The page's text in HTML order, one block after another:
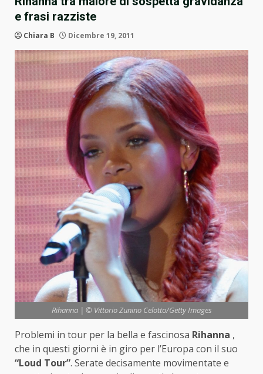
e frasi razziste
Chiara B Dicembre 19, 2011
Rihanna | © Vittorio Zunino Celotto/Getty Images
Problemi in tour per la bella e fascinosa Rihanna ,
che in questi giorni è in giro per l’Europa con il suo
“Loud Tour”. Serate decisamente movimentate e